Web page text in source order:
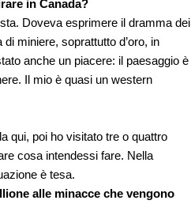
in Canada?
Doveva esprimere il dramma dei
miniere, soprattutto d’oro, in
anche un piacere: il paesaggio è
Il mio è quasi un western
qui, poi ho visitato tre o quattro
cosa intendessi fare. Nella
è tesa.
alle minacce che vengono